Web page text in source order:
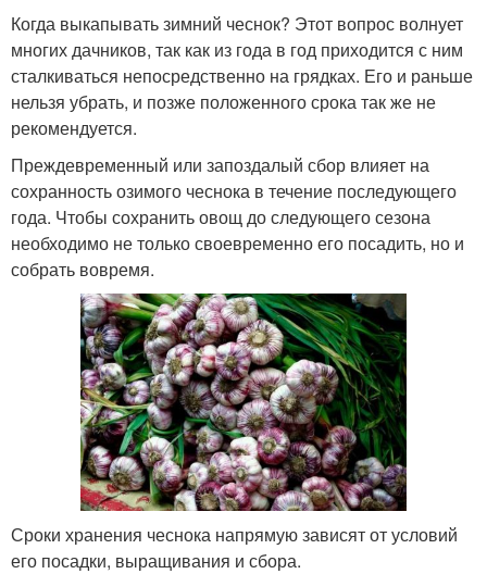
Когда выкапывать зимний чеснок? Этот вопрос волнует
многих дачников, так как из года в год приходится с ним
сталкиваться непосредственно на грядках. Его и раньше
нельзя убрать, и позже положенного срока так же не
рекомендуется.
Преждевременный или запоздалый сбор влияет на
сохранность озимого чеснока в течение последующего
года. Чтобы сохранить овощ до следующего сезона
необходимо не только своевременно его посадить, но и
собрать вовремя.
Сроки хранения чеснока напрямую зависят от условий
его посадки, выращивания и сбора.